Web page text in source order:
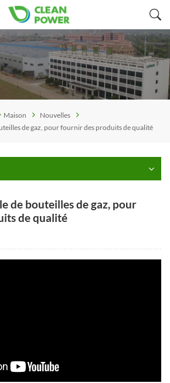
Maison
Nouvelles
de gaz, pour fournir des produits de qualité
de bouteilles de gaz, pour
de qualité